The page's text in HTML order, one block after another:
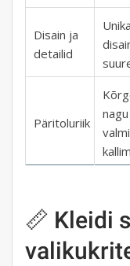
Disain ja
detailid
Päritoluriik
nagu
📏 Kleidi